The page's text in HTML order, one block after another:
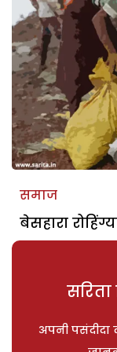
समाज
बेसहारा
अपनी पसंदीदा